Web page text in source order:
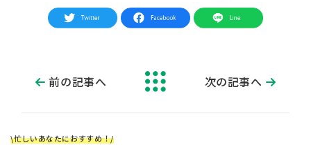
前の記事へ 次の記事へ
\忙しいあなたにおすすめ！/